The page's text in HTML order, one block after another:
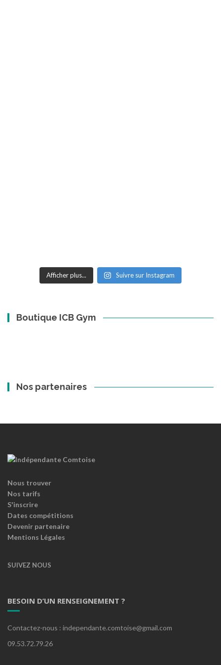
Afficher plus... Suivre sur Instagram
Boutique ICB Gym
Nos partenaires
Nous trouver
Nos tarifs
S'inscrire
Dates compétitions
Devenir partenaire
Mentions Légales
SUIVEZ NOUS
BESOIN D’UN RENSEIGNEMENT ?
Contactez-nous : independante.comtoise@gmail.com
09.53.72.79.26